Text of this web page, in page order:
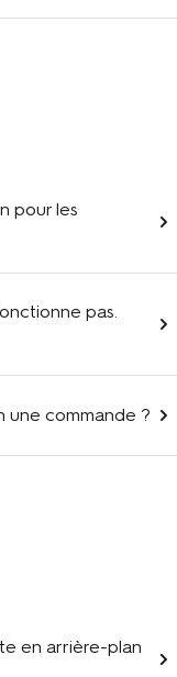
pour les
pas.
une commande ?
en arrière-plan